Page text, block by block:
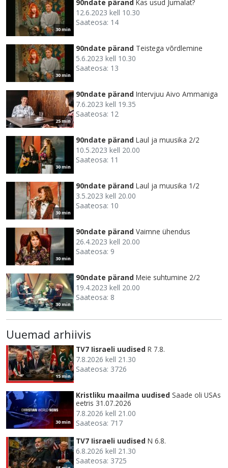
30 min
90ndate pärand Kas usud Jumalat?
12.6.2023 kell 10.30
Saateosa: 14
30 min
90ndate pärand Teistega võrdlemine
5.6.2023 kell 10.30
Saateosa: 13
25 min
90ndate pärand Intervjuu Aivo Ammaniga
7.6.2023 kell 19.35
Saateosa: 12
30 min
90ndate pärand Laul ja muusika 2/2
10.5.2023 kell 20.00
Saateosa: 11
30 min
90ndate pärand Laul ja muusika 1/2
3.5.2023 kell 20.00
Saateosa: 10
30 min
90ndate pärand Vaimne ühendus
26.4.2023 kell 20.00
Saateosa: 9
30 min
90ndate pärand Meie suhtumine 2/2
19.4.2023 kell 20.00
Saateosa: 8
Uuemad arhiivis
15 min
TV7 Iisraeli uudised R 7.8.
7.8.2026 kell 21.30
Saateosa: 3726
30 min
Kristliku maailma uudised Saade oli USAs
eetris 31.07.2026
7.8.2026 kell 21.00
Saateosa: 717
TV7 Iisraeli uudised N 6.8.
6.8.2026 kell 21.30
Saateosa: 3725